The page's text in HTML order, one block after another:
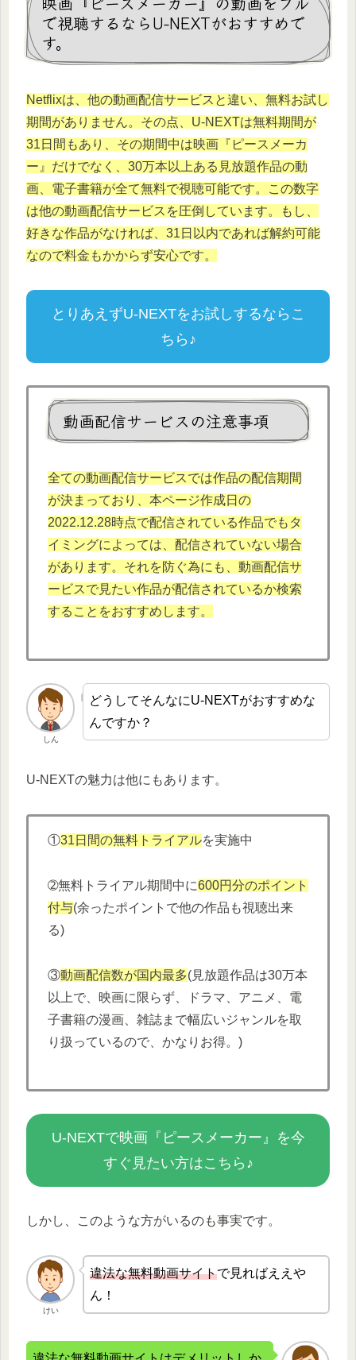
で視聴するならU-NEXTがおすすめで
す。
Netflixは、他の動画配信サービスと違い、無料お試し
期間がありません。その点、U-NEXTは無料期間が
31日間もあり、その期間中は映画『ピースメーカ
ー』だけでなく、30万本以上ある見放題作品の動
画、電子書籍が全て無料で視聴可能です。この数字
は他の動画配信サービスを圧倒しています。もし、
好きな作品がなければ、31日以内であれば解約可能
なので料金もかからず安心です。
とりあえずU-NEXTをお試しするならこ
ちら♪
動画配信サービスの注意事項
全ての動画配信サービスでは作品の配信期間
が決まっており、本ページ作成日の
2022.12.28時点で配信されている作品でもタ
イミングによっては、配信されていない場合
があります。それを防ぐ為にも、動画配信サ
ービスで見たい作品が配信されているか検索
することをおすすめします。
しん
どうしてそんなにU-NEXTがおすすめな
んですか？
U-NEXTの魅力は他にもあります。
①31日間の無料トライアルを実施中
➁無料トライアル期間中に600円分のポイント
付与(余ったポイントで他の作品も視聴出来
る)
③動画配信数が国内最多(見放題作品は30万本
以上で、映画に限らず、ドラマ、アニメ、電
子書籍の漫画、雑誌まで幅広いジャンルを取
り扱っているので、かなりお得。)
U-NEXTで映画『ピースメーカー』を今
すぐ見たい方はこちら♪
しかし、このような方がいるのも事実です。
けい
違法な無料動画サイトで見ればええや
ん！